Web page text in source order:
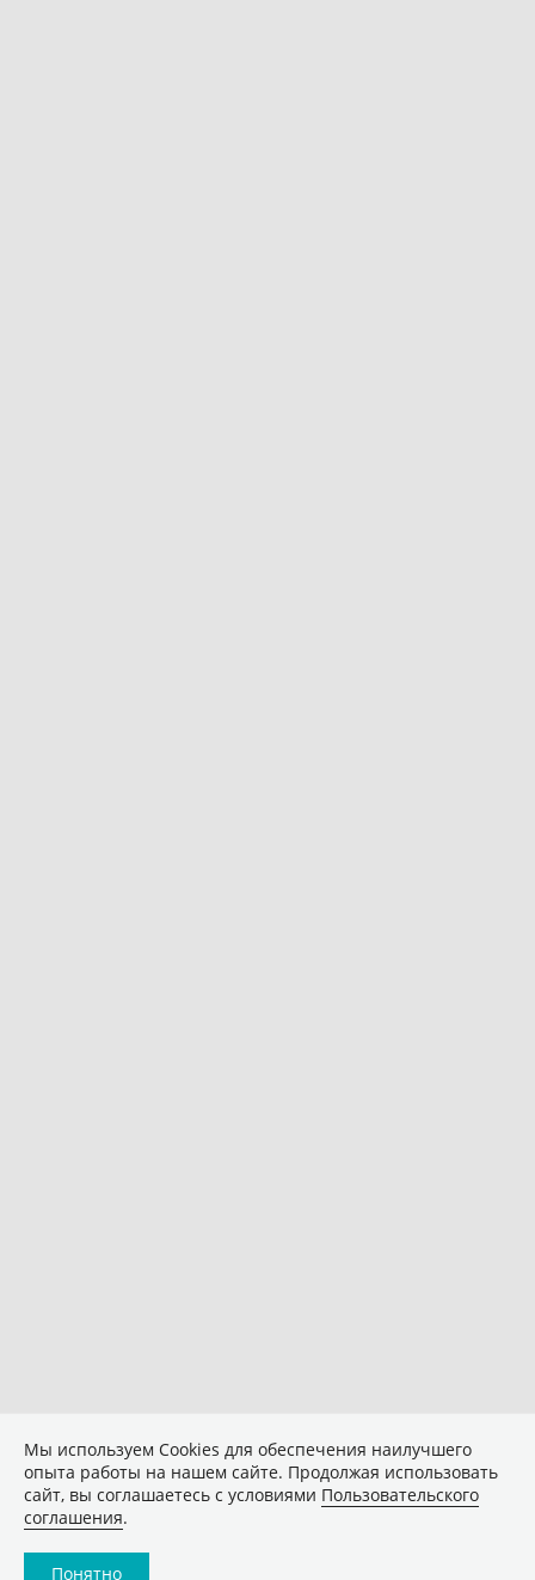
Мы используем Сookies для обеспечения наилучшего
опыта работы на нашем сайте. Продолжая использовать
сайт, вы соглашаетесь с условиями Пользовательского
соглашения.
Понятно